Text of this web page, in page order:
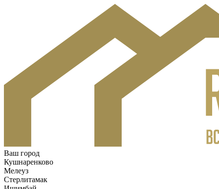
Ваш город
Кушнаренково
Мелеуз
Стерлитамак